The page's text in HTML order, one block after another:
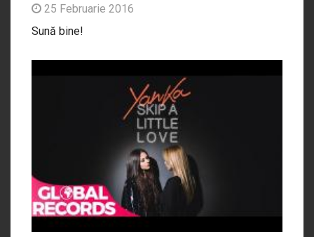
25 Februarie 2016
Sună bine!